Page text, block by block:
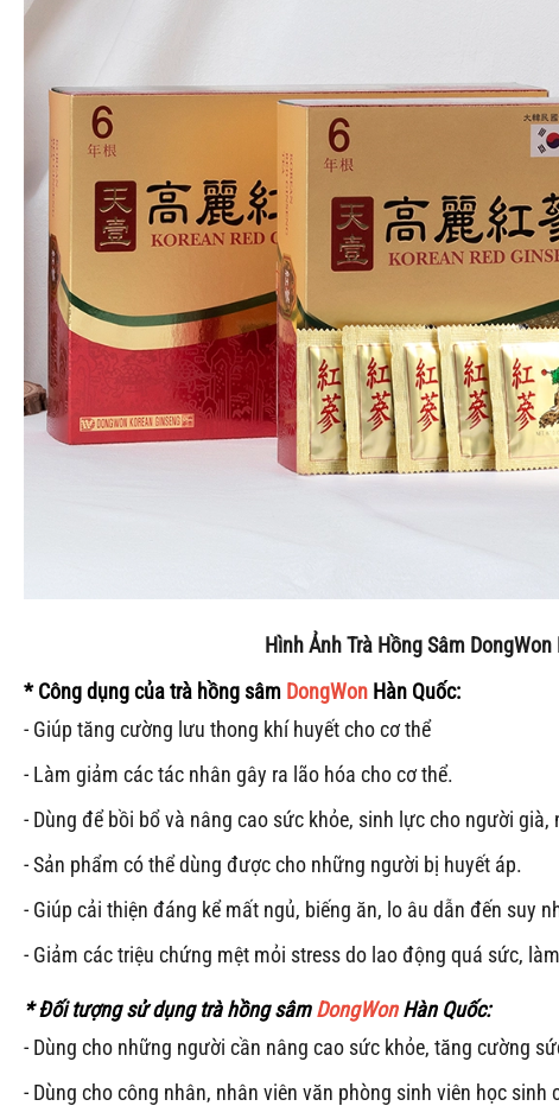
Hình Ảnh Trà Hồng Sâm
* Công dụng của trà hồng sâm DongWon Hàn Quốc:
- Giúp tăng cường lưu thong khí huyết cho cơ thể
- Làm giảm các tác nhân gây ra lão hóa cho cơ thể.
- Dùng để bồi bổ và nâng cao sức khỏe, sinh lực cho người già,
- Sản phẩm có thể dùng được cho những người bị huyết áp.
- Giúp cải thiện đáng kể mất ngủ, biếng ăn, lo âu dẫn đến suy
- Giảm các triệu chứng mệt mỏi stress do lao động quá sức,
* Đối tượng sử dụngtrà hồng sâmDongWonHàn Quốc:
- Dùng cho những người cần nâng cao sức khỏe, tăng cường
- Dùng cho công nhân, nhân viên văn phòng sinh viên học